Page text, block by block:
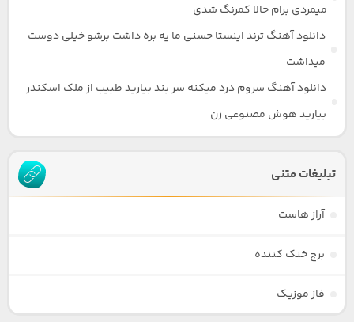
میمردی برام حالا کمرنگ شدی
دانلود آهنگ ترند اینستا حسنی ما یه بره داشت برشو خیلی دوست
میداشت
دانلود آهنگ سروم درد میکنه سر بند بیارید طبیب از ملک اسکندر
بیارید هوش مصنوعی زن
تبلیغات متنی
آراز هاست
برج خنک کننده
فاز موزیک